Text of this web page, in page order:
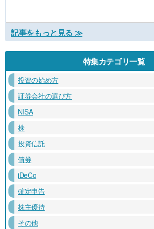
記事をもっと見る ≫
特集カテゴリ一覧
投資の始め方
証券会社の選び方
NISA
株
投資信託
債券
iDeCo
確定申告
株主優待
その他